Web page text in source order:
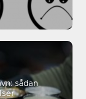
sådan